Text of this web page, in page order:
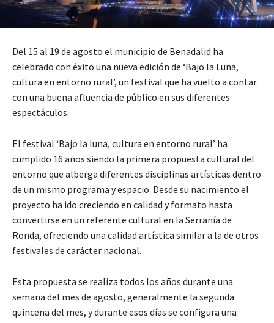
Del 15 al 19 de agosto el municipio de Benadalid ha
celebrado con éxito una nueva edición de ‘Bajo la Luna,
cultura en entorno rural’, un festival que ha vuelto a contar
con una buena afluencia de público en sus diferentes
espectáculos.
El festival ‘Bajo la luna, cultura en entorno rural’ ha
cumplido 16 años siendo la primera propuesta cultural del
entorno que alberga diferentes disciplinas artísticas dentro
de un mismo programa y espacio. Desde su nacimiento el
proyecto ha ido creciendo en calidad y formato hasta
convertirse en un referente cultural en la Serranía de
Ronda, ofreciendo una calidad artística similar a la de otros
festivales de carácter nacional.
Esta propuesta se realiza todos los años durante una
semana del mes de agosto, generalmente la segunda
quincena del mes, y durante esos días se configura una